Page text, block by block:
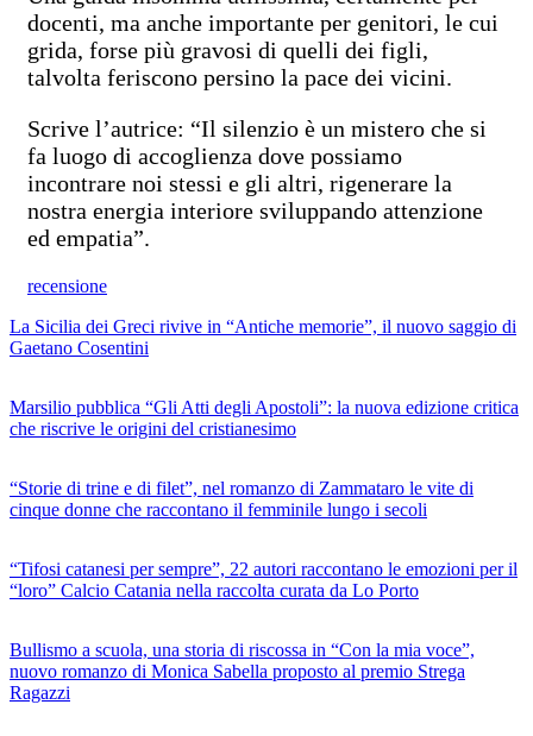
docenti, ma anche importante per genitori, le cui
grida, forse più gravosi di quelli dei figli,
talvolta feriscono persino la pace dei vicini.
Scrive l’autrice: “Il silenzio è un mistero che si
fa luogo di accoglienza dove possiamo
incontrare noi stessi e gli altri, rigenerare la
nostra energia interiore sviluppando attenzione
ed empatia”.
recensione
La Sicilia dei Greci rivive in “Antiche memorie”, il nuovo saggio di
Gaetano Cosentini
Marsilio pubblica “Gli Atti degli Apostoli”: la nuova edizione critica
che riscrive le origini del cristianesimo
“Storie di trine e di filet”, nel romanzo di Zammataro le vite di
cinque donne che raccontano il femminile lungo i secoli
“Tifosi catanesi per sempre”, 22 autori raccontano le emozioni per il
“loro” Calcio Catania nella raccolta curata da Lo Porto
Bullismo a scuola, una storia di riscossa in “Con la mia voce”,
nuovo romanzo di Monica Sabella proposto al premio Strega
Ragazzi